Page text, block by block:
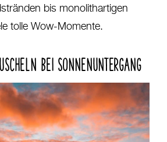
bis monolithartigen
tolle Wow-Momente.
BEI SONNENUNTERGANG